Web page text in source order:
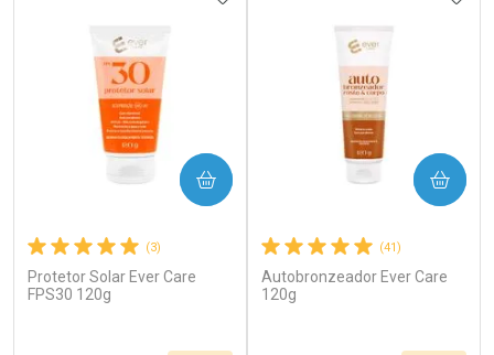
(3)
Protetor Solar Ever Care
FPS30 120g
COMPRAR
(41)
Autobronzeador Ever Care
120g
COMPRAR